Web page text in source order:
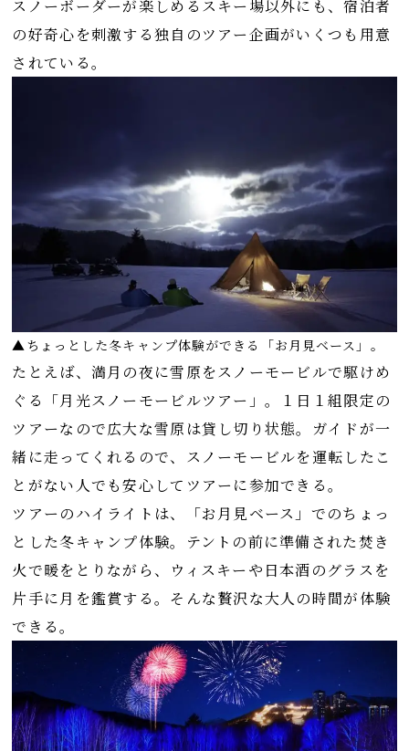
スノーボーダーが楽しめるスキー場以外にも、宿泊者
の好奇心を刺激する独自のツアー企画がいくつも用意
されている。
▲ちょっとした冬キャンプ体験ができる「お月見ベース」。
たとえば、満月の夜に雪原をスノーモービルで駆けめ
ぐる「月光スノーモービルツアー」。１日１組限定の
ツアーなので広大な雪原は貸し切り状態。ガイドが一
緒に走ってくれるので、スノーモービルを運転したこ
とがない人でも安心してツアーに参加できる。
ツアーのハイライトは、「お月見ベース」でのちょっ
とした冬キャンプ体験。テントの前に準備された焚き
火で暖をとりながら、ウィスキーや日本酒のグラスを
片手に月を鑑賞する。そんな贅沢な大人の時間が体験
できる。